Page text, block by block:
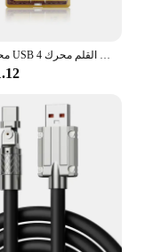
محرك فلاش USB عالية السرعة بطاقة بنك ائتمانية القلم محرك 4GB 8GB 16GB بندريف 32GB 64GB ذاكرة Usb عصا محرك فلاش 128GB